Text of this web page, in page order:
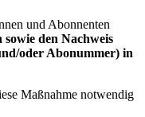
und Abonnenten
sowie den Nachweis
oder Abonummer) in
Maßnahme notwendig